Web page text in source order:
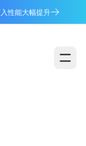
性能大幅提升